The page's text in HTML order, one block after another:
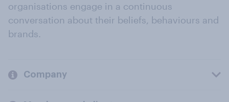
organisations engage in a continuous
conversation about their beliefs, behaviours and
brands.
Company